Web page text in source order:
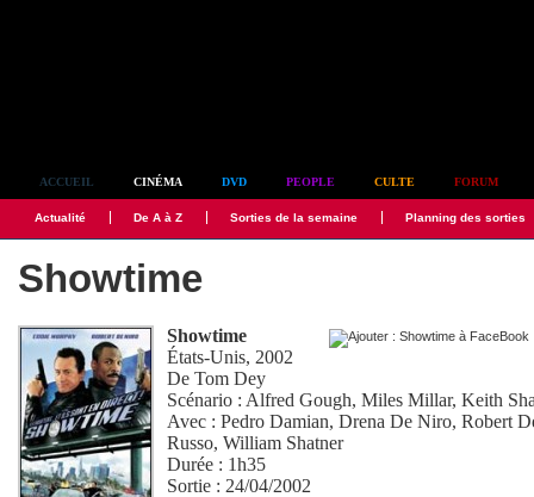
ACCUEIL CINÉMA DVD PEOPLE CULTE FORUM
Actualité De A à Z Sorties de la semaine Planning des sorties
Showtime
Showtime
États-Unis, 2002
DeTom Dey
Scénario : Alfred Gough,Miles Millar,Keith
Avec :Pedro Damian,Drena De Niro,Robert
Russo,William Shatner
Durée : 1h35
Sortie : 24/04/2002